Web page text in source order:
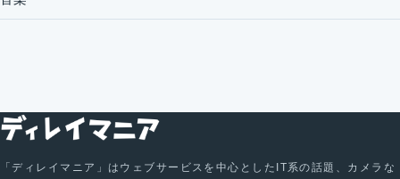
「ディレイマニア」はウェブサービスを中心としたIT系の話題、カメラな